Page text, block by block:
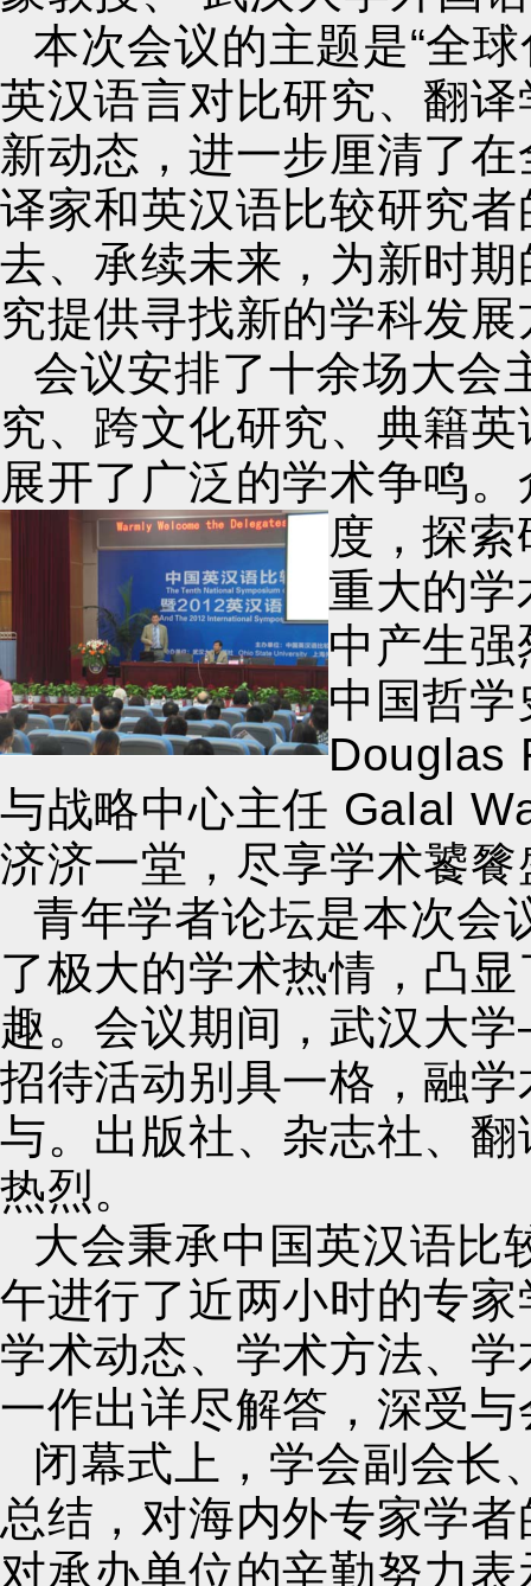
本次会议的主题是“全
英汉语言对比研究、翻
新动态，进一步厘清了
译家和英汉语比较研究
去、承续未来，为新时
究提供寻找新的学科发
会议安排了十余场大会
究、跨文化研究、典籍
展开了广泛的学术争鸣
度，探
重大的
中产生
中国哲
Douglas
与战略中心主任 Galal
济济一堂，尽享学术饕餮
青年学者论坛是本次会
了极大的学术热情，凸
趣。会议期间，武汉大
招待活动别具一格，融
与。出版社、杂志社、
热烈。
大会秉承中国英汉语比
午进行了近两小时的专
学术动态、学术方法、
一作出详尽解答，深受
闭幕式上，学会副会长
总结，对海内外专家学
对承办单位的辛勤努力